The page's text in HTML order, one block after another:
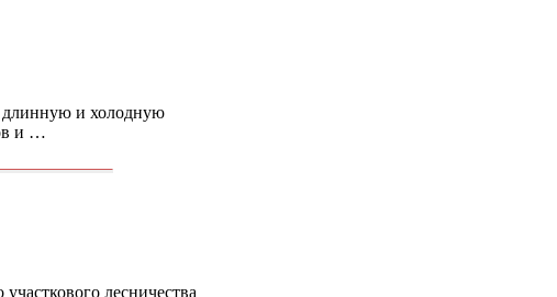
длинную и холодную
и …
лесничества